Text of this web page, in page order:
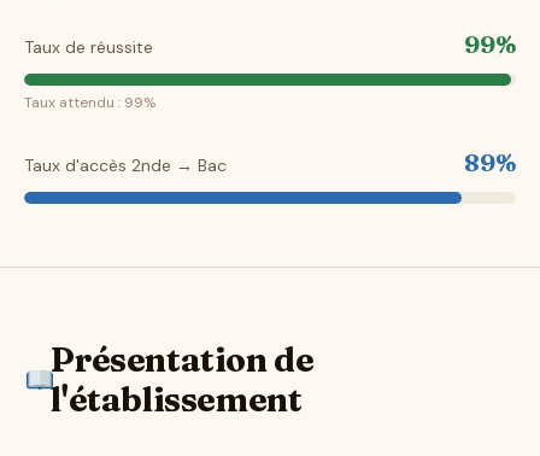
Taux de réussite 99%
Taux attendu : 99%
Taux d'accès 2nde → Bac 89%
Présentation de
l'établissement